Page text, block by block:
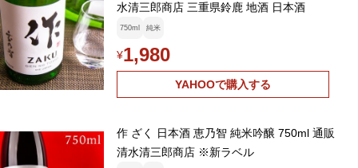
水清三郎商店 三重県鈴鹿 地酒 日本酒
750ml 純米
¥1,980
YAHOOで購入する
作 ざく 日本酒 恵乃智 純米吟醸 750ml 通販
清水清三郎商店 ※新ラベル